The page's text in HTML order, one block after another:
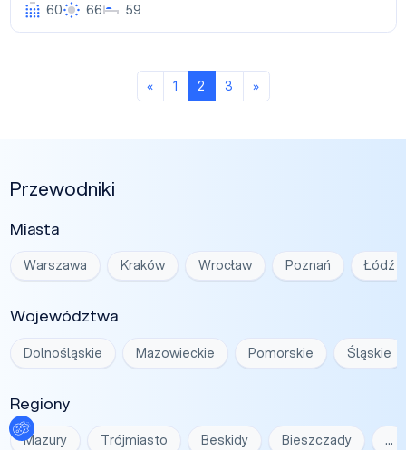
60
66 59
«Poprzednia strona
1 2 3 »Następna strona
Przewodniki
Miasta
Warszawa Kraków Wrocław Poznań Łódź
Województwa
Dolnośląskie Mazowieckie Pomorskie Śląskie
Regiony
Mazury Trójmiasto Beskidy Bieszczady …
Ustawienia plików cookies